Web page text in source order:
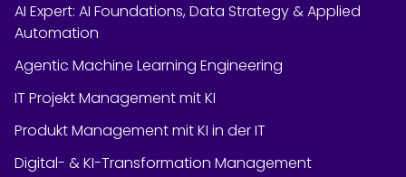
AI Expert: AI Foundations, Data Strategy & Applied
Automation
Agentic Machine Learning Engineering
IT Projekt Management mit KI
Produkt Management mit KI in der IT
Digital- & KI-Transformation Management